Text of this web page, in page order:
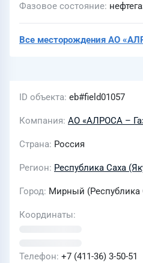
Фазовое состояние
Все месторождения АО
ID объекта eb#field01057
Компания АО «АЛРОСА –
Страна Россия
Регион Республика Саха
Город Мирный (Республика
Координаты
Телефон +7 (411-36) 3-50-51